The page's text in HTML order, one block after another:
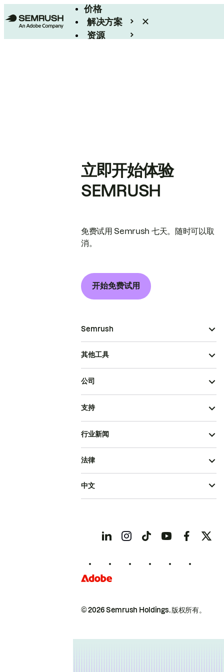
价格
解决方案
资源
立即开始体验
SEMRUSH
免费试用 Semrush 七天。随时可以取
消。
开始免费试用
Semrush
其他工具
公司
支持
行业新闻
© 2026 Semrush Holdings.版权所有。
法律
中文